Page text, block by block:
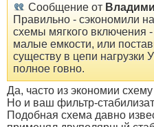
Сообщение от
Правильно - сэкономили
схемы мягкого включения
малые емкости, или
существу в цепи нагрузки
полное говно.
Да, часто из экономии
Но и ваш фильтр-
Подобная схема давно